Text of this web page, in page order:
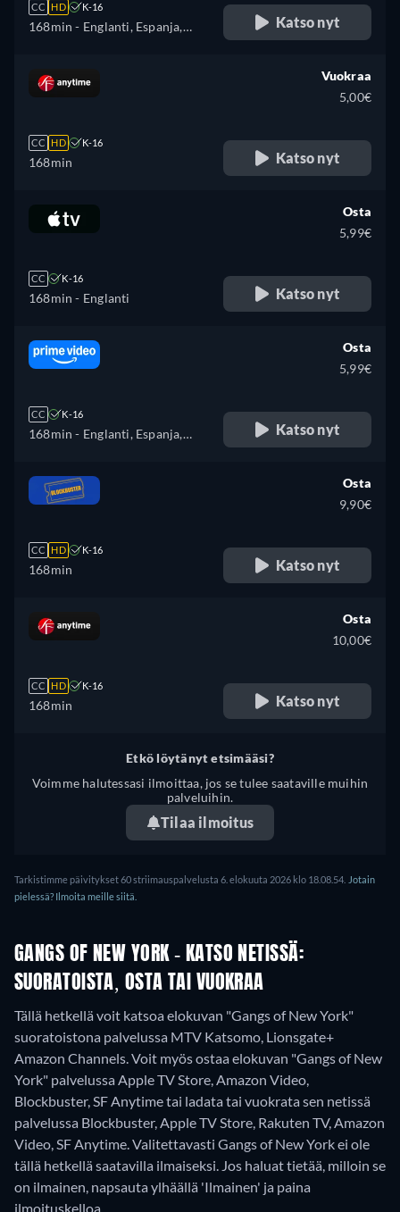
CC HD K-16
168min - Englanti, Espanja,
Katso nyt
CC HD K-16
168min
Vuokraa
5,00€
Katso nyt
CC K-16
168min - Englanti
Osta
5,99€
Katso nyt
CC K-16
168min - Englanti, Espanja,
Osta
5,99€
Katso nyt
CC HD K-16
168min
Osta
9,90€
Katso nyt
CC HD K-16
168min
Osta
10,00€
Katso nyt
Etkö löytänyt etsimääsi?
Voimme halutessasi ilmoittaa, jos se tulee saataville muihin
palveluihin.
Tilaa ilmoitus
Tarkistimme päivitykset 60 striimauspalvelusta 6. elokuuta 2026 klo 18.08.54. Jotain
pielessä? Ilmoita meille siitä.
GANGS OF NEW YORK - KATSO NETISSÄ:
SUORATOISTA, OSTA TAI VUOKRAA
Tällä hetkellä voit katsoa elokuvan "Gangs of New York"
suoratoistona palvelussa MTV Katsomo, Lionsgate+
Amazon Channels. Voit myös ostaa elokuvan "Gangs of New
York" palvelussa Apple TV Store, Amazon Video,
Blockbuster, SF Anytime tai ladata tai vuokrata sen netissä
palvelussa Blockbuster, Apple TV Store, Rakuten TV, Amazon
Video, SF Anytime.Valitettavasti Gangs of New York ei ole
tällä hetkellä saatavilla ilmaiseksi. Jos haluat tietää, milloin se
on ilmainen, napsauta ylhäällä 'Ilmainen' ja paina
ilmoituskelloa.